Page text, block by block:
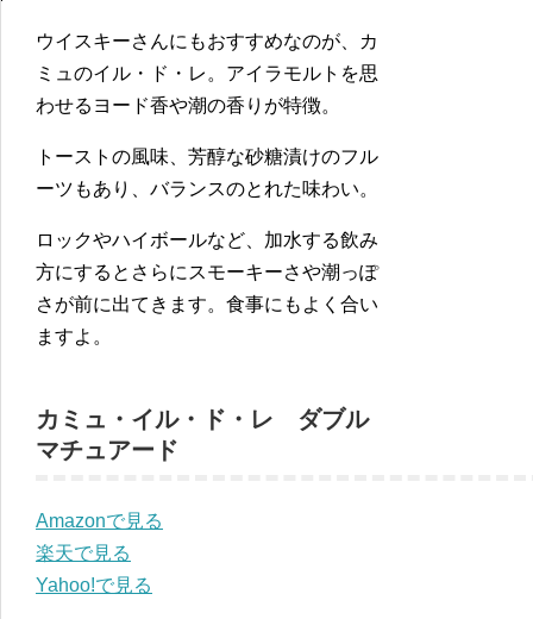
ウイスキーさんにもおすすめなのが、カ
ミュのイル・ド・レ。アイラモルトを思
わせるヨード香や潮の香りが特徴。
トーストの風味、芳醇な砂糖漬けのフル
ーツもあり、バランスのとれた味わい。
ロックやハイボールなど、加水する飲み
方にするとさらにスモーキーさや潮っぽ
さが前に出てきます。食事にもよく合い
ますよ。
カミュ・イル・ド・レ ダブル
マチュアード
Amazonで見る
楽天で見る
Yahoo!で見る